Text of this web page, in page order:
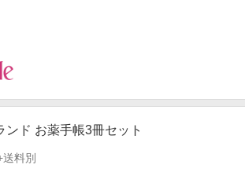
ンド お薬手帳3冊セット
送料別